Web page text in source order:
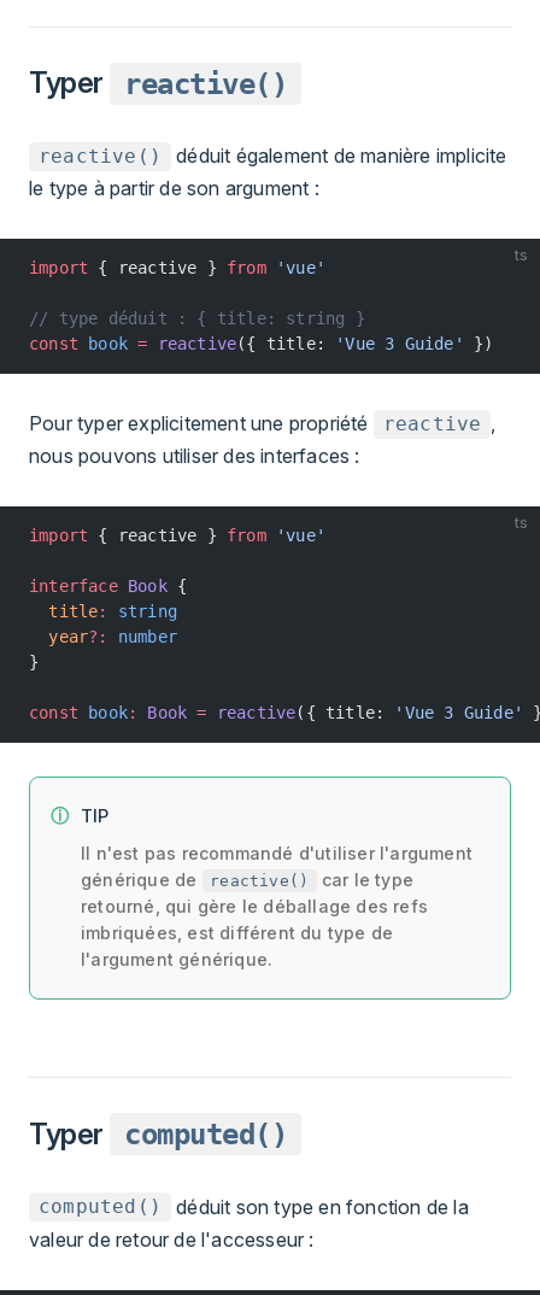
Typer reactive()
reactive()
déduit également de manière implicite
le type à partir de son argument :
ts
import { reactive } from 'vue'
// type déduit : { title: string }
const book = reactive({ title: 'Vue 3 Guide' })
Pour typer explicitement une propriété reactive ,
nous pouvons utiliser des interfaces :
ts
import { reactive } from 'vue'
interface Book {
  title
:
string
  year
?:
number
}
const book: Book = reactive({ title: 'Vue 3 Guide'
TIP
Il n'est pas recommandé d'utiliser l'argument
générique de
reactive()
car le type
retourné, qui gère le déballage des refs
imbriquées, est différent du type de
l'argument générique.
Typer computed()
computed()
déduit son type en fonction de la
valeur de retour de l'accesseur :